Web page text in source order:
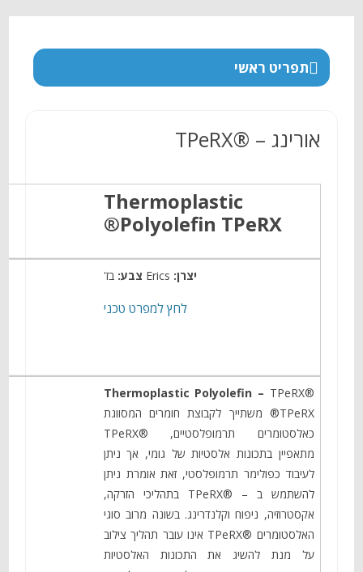
תפריט ראשי
אורינג – ®TPeRX
Thermoplastic
Polyolefin TPeRX®
יצרן: צבע: בז'
לחץ למפרט טכני
Thermoplastic Polyolefin – TPeRX®
®TPeRX משתייך לקבוצת חומרים המסווגת
כאלסטומרים תרמופלסטיים, ®TPeRX
מתאפיין בתכונות אלסטיות של גומי, אך ניתן
לעיבוד כפולימר תרמופלסטי, זאת אומרת ניתן
להשתמש ב – ®TPeRX בתהליכי הזרקה,
אקסטרוזיה, ניפוח וקלנדרינג. בשונה מרוב סוגי
האלסטומרים ®TPeRX אינו עובר תהליך צילוב
על מנת להשיג את התכונות האלסטיות